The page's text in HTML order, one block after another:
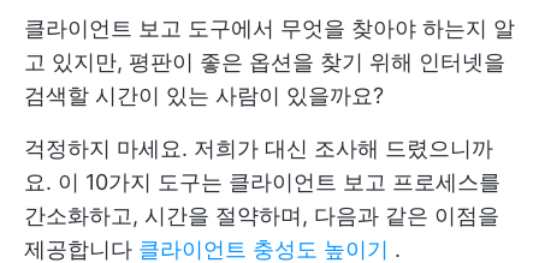
클라이언트 보고 도구에서 무엇을 찾아야 하는지 알
고 있지만, 평판이 좋은 옵션을 찾기 위해 인터넷을
검색할 시간이 있는 사람이 있을까요?
걱정하지 마세요. 저희가 대신 조사해 드렸으니까
요. 이 10가지 도구는 클라이언트 보고 프로세스를
간소화하고, 시간을 절약하며, 다음과 같은 이점을
제공합니다 클라이언트 충성도 높이기 .